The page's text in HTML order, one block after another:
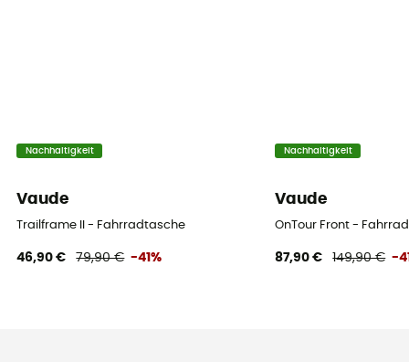
Nachhaltigkeit
Vaude
Trailframe II - Fahrradtasche
46,90 € 79,90 € -41%
Nachhaltigkeit
Vaude
OnTour Front -
87,90 € 149,90 € -